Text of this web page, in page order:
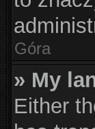
Góra
» My
Either